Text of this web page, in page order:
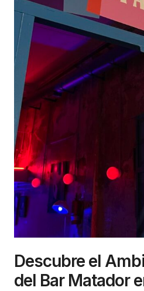
Descubre el
del Bar Matador